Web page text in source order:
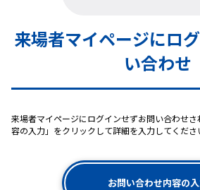
来場者マイページにロ
い合わせ
来場者マイページにログインせずお問い合わせ
容の入力」をクリックして詳細を入力してくださ
お問い合わせ内容の